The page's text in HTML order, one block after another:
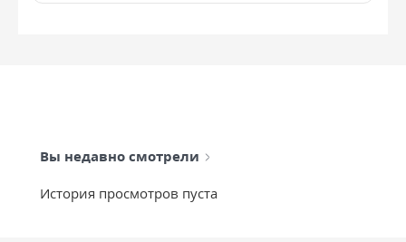
Вы недавно смотрели
История просмотров пуста